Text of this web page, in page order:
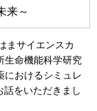
来～
まサイエンスカ
生命機能科学研究
におけるシミュレ
をいただきまし